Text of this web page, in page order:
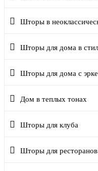
Шторы в
Шторы для дома в
Шторы для дома с
Дом в теплых тонах
Шторы для клуба
Шторы для